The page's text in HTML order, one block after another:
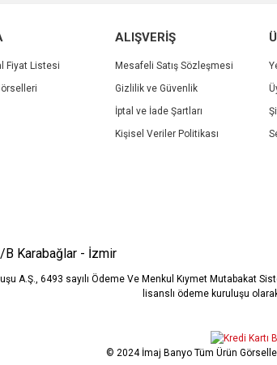
Yorum
Fiyat Listesi
ALIŞVERİŞ
Mesafeli Satış Sözleşmesi
Gizlilik ve Güvenlik
İptal ve İade Şartları
Kişisel Veriler Politikası
B Karabağlar - İzmir
A.Ş., 6493 sayılı Ödeme Ve Menkul Kıymet Mutabakat
lisanslı ödeme kuruluşu
© 2024 İmaj Banyo Tüm Ürün